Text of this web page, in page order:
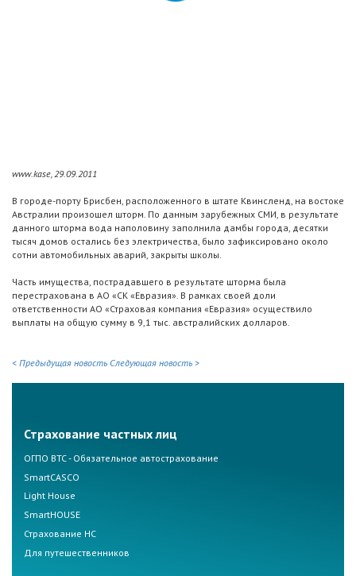
www.kase, 29.09.2011
В городе-порту Брисбен, расположенного в штате Квинсленд, на востоке
Австралии произошел шторм. По данным зарубежных СМИ, в результате
данного шторма вода наполовину заполнила дамбы города, десятки
тысяч домов остались без электричества, было зафиксировано около
сотни автомобильных аварий, закрыты школы.
Часть имущества, пострадавшего в результате шторма была
перестрахована в АО «СК «Евразия». В рамках своей доли
ответственности АО «Страховая компания «Евразия» осуществило
выплаты на общую сумму в 9,1 тыс. австралийских долларов.
< Предыдущая новость Следующая новость >
Страхование частных лиц
ОГПО ВТС - Обязательное автострахование
SmartCASCO
Light House
SmartHOUSE
Страхование НС
Для путешественников